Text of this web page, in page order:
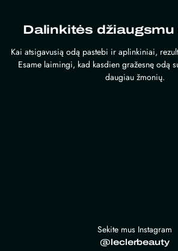
Dalinkitės džiaugsmu
Kai atsigavusią odą pastebi ir aplinkiniai,
Esame laimingi, kad kasdien gražesnę odą
daugiau žmonių.
Sekite mus Instagram
@leclerbeauty